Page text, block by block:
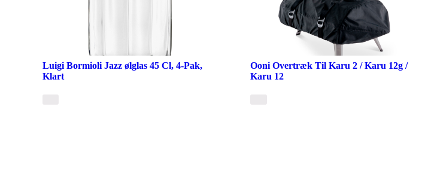
Luigi Bormioli Jazz ølglas 45 Cl, 4-Pak,
Klart
Ooni Overtræk Til Karu 2 / Karu 12g /
Karu 12